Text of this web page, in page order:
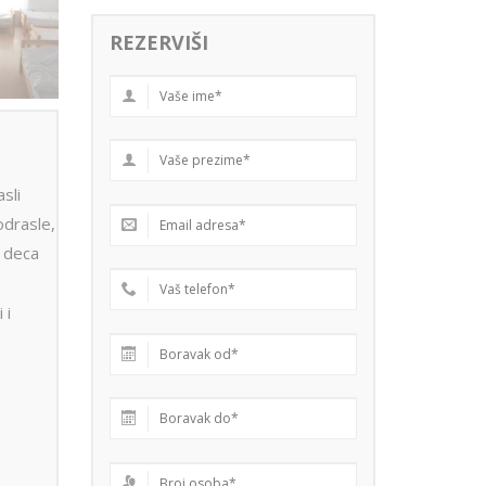
i
REZERVIŠI